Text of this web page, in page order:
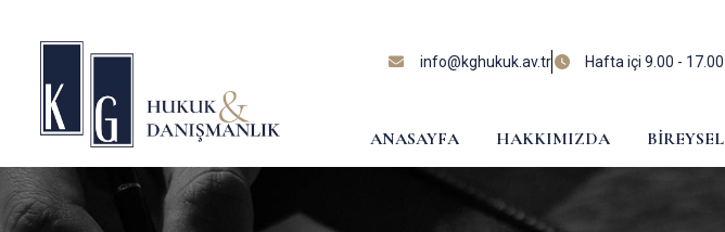
info@kghukuk.av.tr Hafta içi 9.00 - 17.00
ANASAYFA HAKKIMIZDA BIREYSEL